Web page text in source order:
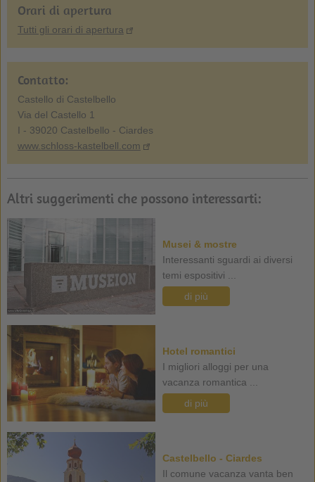
Orari di apertura
Tutti gli orari di apertura
Contatto:
Castello di Castelbello
Via del Castello 1
I - 39020 Castelbello - Ciardes
www.schloss-kastelbell.com
Altri suggerimenti che possono interessarti:
Musei & mostre
Interessanti sguardi ai diversi
temi espositivi ...
di più
Hotel romantici
I migliori alloggi per una
vacanza romantica ...
di più
Castelbello - Ciardes
Il comune vacanza vanta ben